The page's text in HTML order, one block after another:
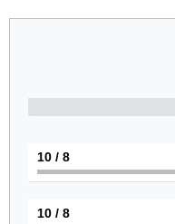
8
/ 10
8
/ 10